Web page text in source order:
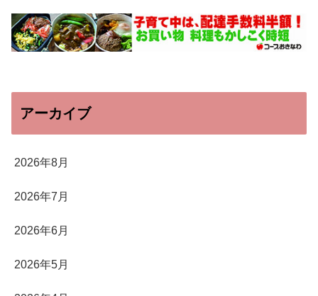
アーカイブ
2026年8月
2026年7月
2026年6月
2026年5月